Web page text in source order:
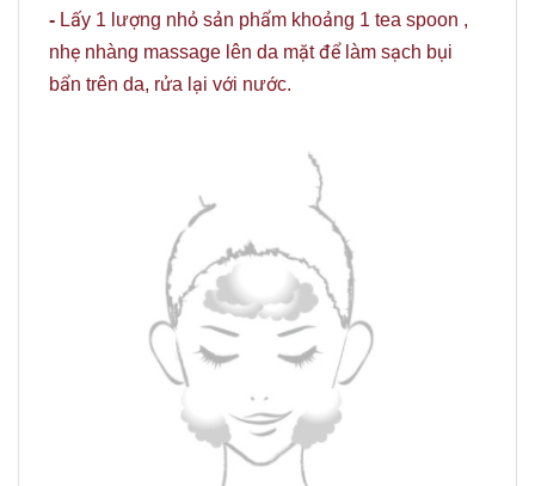
- Lấy 1 lượng nhỏ sản phẩm khoảng 1 tea spoon ,
nhẹ nhàng massage lên da mặt để làm sạch bụi
bẩn trên da, rửa lại với nước.